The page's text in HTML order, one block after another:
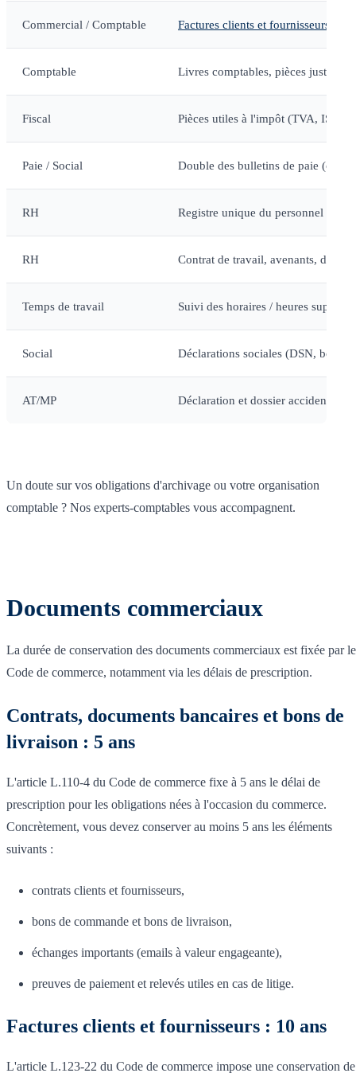
Commercial / Comptable Factures clients et fournisseurs
Comptable Livres comptables, pièces
Fiscal Pièces utiles à l'impôt (TVA, IS/
Paie / Social Double des bulletins de paie (côté
RH Registre unique du personnel
RH Contrat de travail, avenants,
Temps de travail Suivi des horaires / heures
Social Déclarations sociales (DSN,
AT/MP Déclaration et dossier accident du
Un doute sur vos obligations d'archivage ou votre organisation
comptable ? Nos experts-comptables vous accompagnent.
Documents commerciaux
La durée de conservation des documents commerciaux est fixée par le
Code de commerce, notamment via les délais de prescription.
Contrats, documents bancaires et bons de
livraison : 5 ans
L'article L.110-4 du Code de commerce fixe à 5 ans le délai de
prescription pour les obligations nées à l'occasion du commerce.
Concrètement, vous devez conserver au moins 5 ans les éléments
suivants :
contrats clients et fournisseurs,
bons de commande et bons de livraison,
échanges importants (emails à valeur engageante),
preuves de paiement et relevés utiles en cas de litige.
Factures clients et fournisseurs : 10 ans
L'article L.123-22 du Code de commerce impose une conservation de